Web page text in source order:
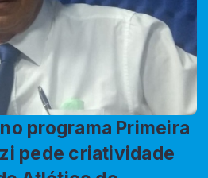
programa Primeira
pede criatividade